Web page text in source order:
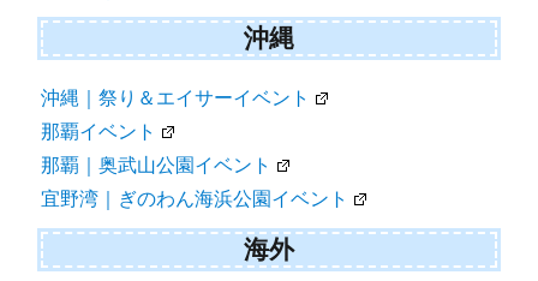
沖縄
沖縄｜祭り＆エイサーイベント
那覇イベント
那覇｜奥武山公園イベント
宜野湾｜ぎのわん海浜公園イベント
海外